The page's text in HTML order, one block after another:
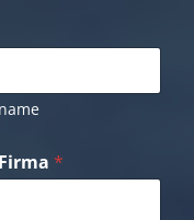
*